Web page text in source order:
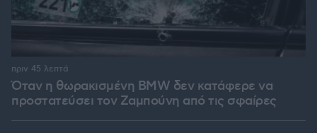
Όταν η θωρακισμένη BMW δεν κατάφερε να
προστατεύσει τον Ζαμπούνη από τις σφαίρες
πριν 45 λεπτά